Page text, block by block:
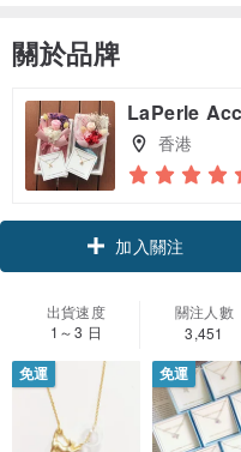
關於品牌
LaPerle
香港
加入關注
出貨速度
1～3 日
關注人數
3,451
免運 免運